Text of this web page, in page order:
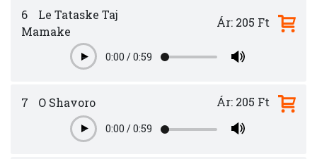
6
Le Tataske Taj
Mamake
Play0:00 /0:59
Ár: 205 Ft
7 O Shavoro
Play0:00 /0:59
Ár: 205 Ft